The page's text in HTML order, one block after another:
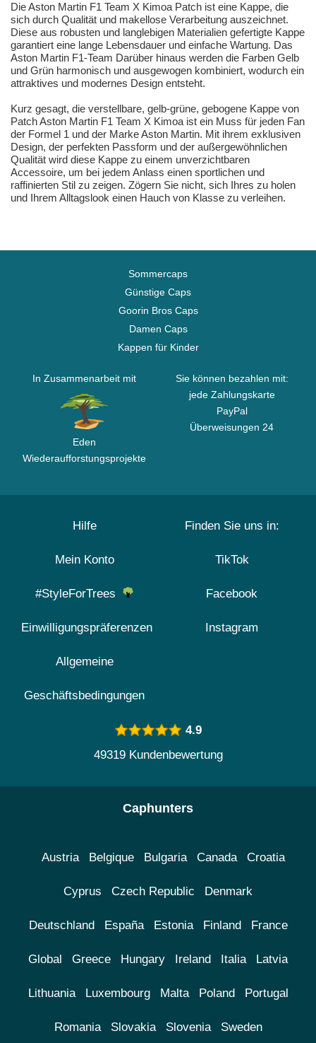
Die Aston Martin F1 Team X Kimoa Patch ist eine Kappe, die
sich durch Qualität und makellose Verarbeitung auszeichnet.
Diese aus robusten und langlebigen Materialien gefertigte Kappe
garantiert eine lange Lebensdauer und einfache Wartung. Das
Aston Martin F1-Team Darüber hinaus werden die Farben Gelb
und Grün harmonisch und ausgewogen kombiniert, wodurch ein
attraktives und modernes Design entsteht.
Kurz gesagt, die verstellbare, gelb-grüne, gebogene Kappe von
Patch Aston Martin F1 Team X Kimoa ist ein Muss für jeden Fan
der Formel 1 und der Marke Aston Martin. Mit ihrem exklusiven
Design, der perfekten Passform und der außergewöhnlichen
Qualität wird diese Kappe zu einem unverzichtbaren
Accessoire, um bei jedem Anlass einen sportlichen und
raffinierten Stil zu zeigen. Zögern Sie nicht, sich Ihres zu holen
und Ihrem Alltagslook einen Hauch von Klasse zu verleihen.
Sommercaps
Günstige Caps
Goorin Bros Caps
Damen Caps
Kappen für Kinder
In Zusammenarbeit mit
Eden
Wiederaufforstungsprojekte
Sie können bezahlen mit:
jede Zahlungskarte
PayPal
Überweisungen 24
Hilfe
Mein Konto
#StyleForTrees
Einwilligungspräferenzen
Allgemeine
Geschäftsbedingungen
Finden Sie uns in:
TikTok
Facebook
Instagram
4.9
49319 Kundenbewertung
Caphunters
Austria Belgique Bulgaria Canada Croatia
Cyprus Czech Republic Denmark
Deutschland España Estonia Finland France
Global Greece Hungary Ireland Italia Latvia
Lithuania Luxembourg Malta Poland Portugal
Romania Slovakia Slovenia Sweden